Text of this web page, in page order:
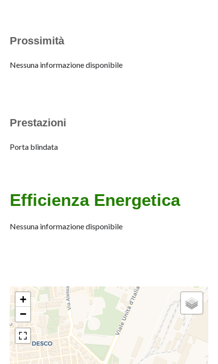
Prossimità
Nessuna informazione disponibile
Prestazioni
Porta blindata
Efficienza Energetica
Nessuna informazione disponibile
+
−